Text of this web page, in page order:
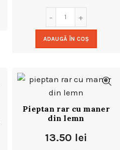
ADAUGĂ ÎN COȘ
Pieptan rar cu maner
din lemn
13.50 lei